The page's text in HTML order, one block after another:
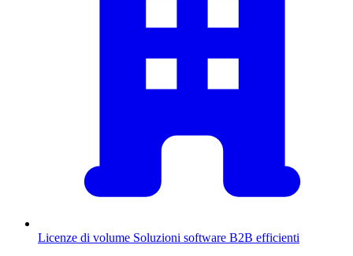
Licenze di volume Soluzioni software B2B efficienti